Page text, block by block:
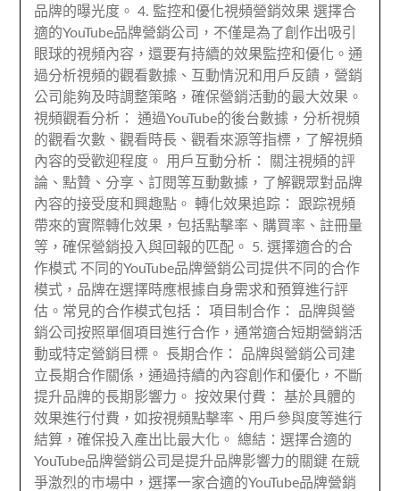
品牌的曝光度。 4. 監控和優化視頻營銷效果 選擇合
適的YouTube品牌營銷公司，不僅是為了創作出吸引
眼球的視頻內容，還要有持續的效果監控和優化。通
過分析視頻的觀看數據、互動情況和用戶反饋，營銷
公司能夠及時調整策略，確保營銷活動的最大效果。
視頻觀看分析： 通過YouTube的後台數據，分析視頻
的觀看次數、觀看時長、觀看來源等指標，了解視頻
內容的受歡迎程度。 用戶互動分析： 關注視頻的評
論、點贊、分享、訂閱等互動數據，了解觀眾對品牌
內容的接受度和興趣點。 轉化效果追踪： 跟踪視頻
帶來的實際轉化效果，包括點擊率、購買率、註冊量
等，確保營銷投入與回報的匹配。 5. 選擇適合的合
作模式 不同的YouTube品牌營銷公司提供不同的合作
模式，品牌在選擇時應根據自身需求和預算進行評
估。常見的合作模式包括： 項目制合作： 品牌與營
銷公司按照單個項目進行合作，通常適合短期營銷活
動或特定營銷目標。 長期合作： 品牌與營銷公司建
立長期合作關係，通過持續的內容創作和優化，不斷
提升品牌的長期影響力。 按效果付費： 基於具體的
效果進行付費，如按視頻點擊率、用戶參與度等進行
結算，確保投入產出比最大化。 總結：選擇合適的
YouTube品牌營銷公司是提升品牌影響力的關鍵 在競
爭激烈的市場中，選擇一家合適的YouTube品牌營銷